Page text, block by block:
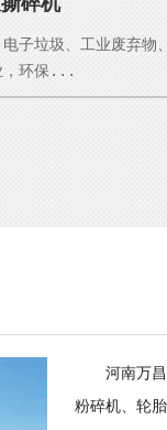
碎机
子垃圾、工业废弃物
，环保...
河南万
粉碎机、轮